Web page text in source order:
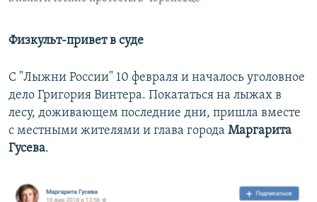
Физкульт-привет в суде
С "Лыжни России" 10 февраля и началось уголовное
дело Григория Винтера. Покататься на лыжах в
лесу, доживающем последние дни, пришла вместе
с местными жителями и глава города Маргарита
Гусева.